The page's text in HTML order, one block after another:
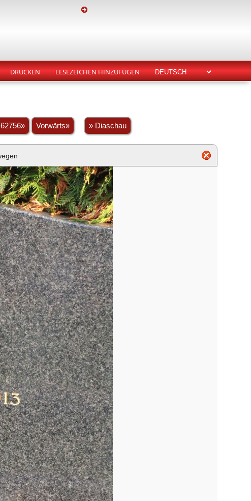
DRUCKEN LESEZEICHEN HINZUFÜGEN
62756» Vorwärts» » Diaschau